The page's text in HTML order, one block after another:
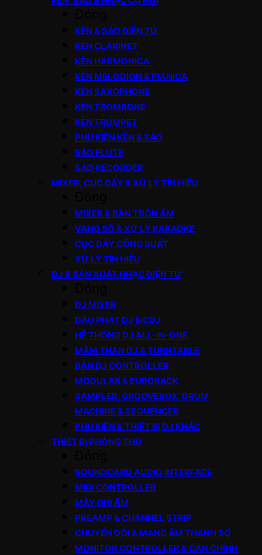
KÈN & SÁO ĐIỆN TỬ
KÈN CLARINET
KÈN HARMONICA
KÈN MELODION & PIANICA
KÈN SAXOPHONE
KÈN TROMBONE
KÈN TRUMPET
PHỤ KIỆN KÈN & SÁO
SÁO FLUTE
SÁO RECORDER
MIXER, CỤC ĐẨY & XỬ LÝ TÍN HIỆU
MIXER & BÀN TRỘN ÂM
VANG SỐ & XỬ LÝ KARAOKE
CỤC ĐẨY CÔNG SUẤT
XỬ LÝ TÍN HIỆU
DJ & SẢN XUẤT NHẠC ĐIỆN TỬ
DJ MIXER
ĐẦU PHÁT DJ & CDJ
HỆ THỐNG DJ ALL-IN-ONE
MÂM THAN DJ & TURNTABLE
BÀN DJ CONTROLLER
MODULAR & EURORACK
SAMPLER, GROOVEBOX, DRUM
MACHINE & SEQUENCER
PHỤ KIỆN & THIẾT BỊ DJ KHÁC
THIẾT BỊ PHÒNG THU
SOUNDCARD AUDIO INTERFACE
MIDI CONTROLLER
MÁY GHI ÂM
PREAMP & CHANNEL STRIP
CHUYỂN ĐỔI & MẠNG ÂM THANH SỐ
MONITOR CONTROLLER & CÂN CHỈNH